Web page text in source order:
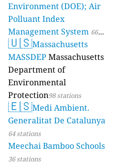
Environment (DOE); Air
Polluant Index
Management System 66
stations
🇺🇸Massachusetts
MASSDEP Massachusetts
Department of
Environmental
Protection98 stations
🇪🇸Medi Ambient.
Generalitat De Catalunya
64 stations
Meechai Bamboo Schools
36 stations